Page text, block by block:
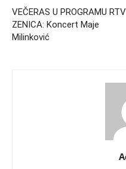
VEČERAS U PROGRAMU RTV
ZENICA: Koncert Maje
Milinković